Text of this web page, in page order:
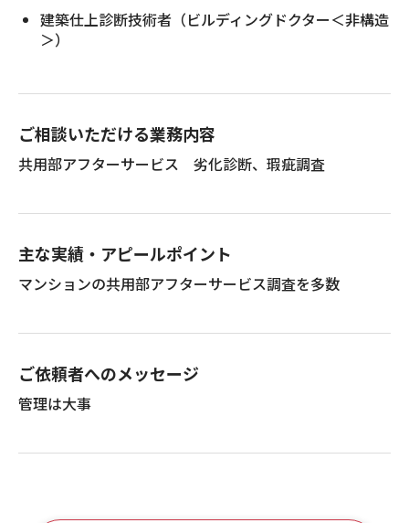
建築仕上診断技術者（ビルディングドクター＜非構造
＞）
ご相談いただける業務内容
共用部アフターサービス 劣化診断、瑕疵調査
主な実績・アピールポイント
マンションの共用部アフターサービス調査を多数
ご依頼者へのメッセージ
管理は大事